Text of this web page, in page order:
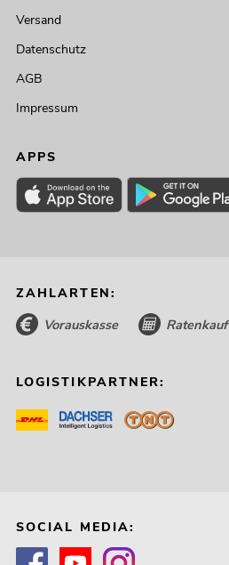
Versand
Datenschutz
AGB
Impressum
APPS
ZAHLARTEN:
Vorauskasse Ratenkauf
LOGISTIKPARTNER:
SOCIAL MEDIA: